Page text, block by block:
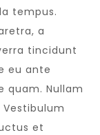
tempus.
a
tincidunt
eu ante
quam. Nullam
et